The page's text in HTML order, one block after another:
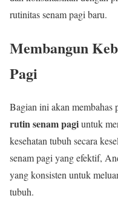
rutinitas senam pagi baru.
Membangun
Pagi
Bagian ini akan membahas
rutin senam pagiuntuk
kesehatan tubuh secara
senam pagi yang efektif,
yang konsisten untuk
tubuh.